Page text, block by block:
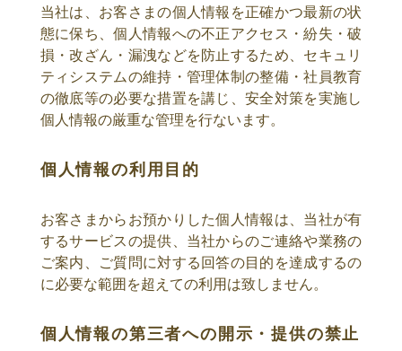
当社は、お客さまの個人情報を正確かつ最新の状
態に保ち、個人情報への不正アクセス・紛失・破
損・改ざん・漏洩などを防止するため、セキュリ
ティシステムの維持・管理体制の整備・社員教育
の徹底等の必要な措置を講じ、安全対策を実施し
個人情報の厳重な管理を行ないます。
個人情報の利用目的
お客さまからお預かりした個人情報は、当社が有
するサービスの提供、当社からのご連絡や業務の
ご案内、ご質問に対する回答の目的を達成するの
に必要な範囲を超えての利用は致しません。
個人情報の第三者への開示・提供の禁止